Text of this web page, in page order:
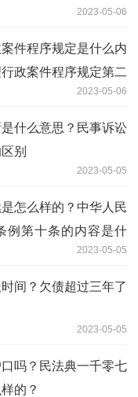
2023-05-06
件程序规定是什么内
政案件程序规定第二
2023-05-06
什么意思？民事诉讼
别
2023-05-05
怎么样的？中华人民
例第十条的内容是什
2023-05-05
间？欠债超过三年了
2023-05-05
吗？民法典一千零七
的？